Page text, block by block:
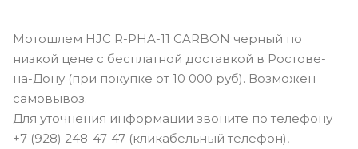
Мотошлем HJC R-PHA-11 CARBON черный по
низкой цене с бесплатной доставкой в Ростове-
на-Дону (при покупке от 10 000 руб). Возможен
самовывоз.
Для уточнения информации звоните по телефону
+7 (928) 248-47-47 (кликабельный телефон),